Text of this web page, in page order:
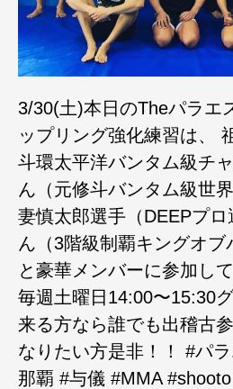
3/30(土)本日のTheパラエ
ップリング強化練習は、
斗環太平洋バンタム級チ
ん（元修斗バンタム級世
妻慎太郎選手（DEEPプ
ん（3階級制覇キングオブ
と豪華メンバーに参加し
毎週土曜日14:00〜15:30
来る方なら誰でも出稽古
なりたい方是非！！ #パ
那覇 #与儀 #MMA